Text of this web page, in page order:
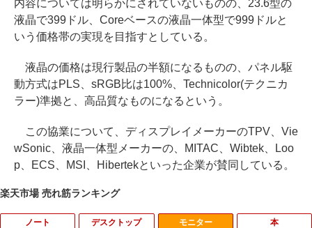
内容については明らかにされていないものの、23.6型の
液晶で399ドル、Coreベースの液晶一体型で999ドルと
いう価格帯の実現を目指すとしている。
液晶の価格は現行製品の半額になるものの、パネル駆
動方式はPLS、sRGB比は100%、Technicolor(テクニカ
ラー)準拠と、高品質なものになるという。
この協業について、ディスプレイメーカーのTPV、Vie
wSonic、液晶一体型メーカーの、MITAC、Wibtek、Loo
p、ECS、MSI、Hibertekといった企業が賛同している。
楽天市場 売れ筋ランキング
ノート デスクトップ モニター 本